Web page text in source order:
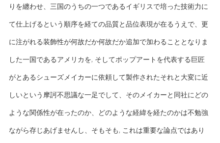
りを纏わせ、三国のうちの一つであるイギリスで培った技術力に
て仕上げるという順序を経ての品質と品位表現が在るうえで、更
に注がれる装飾性が何故だか何故だか追加で加わることとなりま
した一国であるアメリカを, そしてポップアートを代表する巨匠
がとあるシューズメイカーに依頼して製作されたそれと大変に近
しいという摩訶不思議な一足でして、そのメイカーと同社にどの
ような関係性が在ったのか、どのような経緯を経たのかは不勉強
ながら存じあげませんし、そもそも, これは重要な論点ではあり